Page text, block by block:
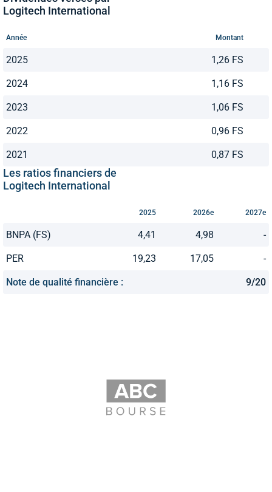
Logitech International
Année Montant
2025 1,26 FS
2024 1,16 FS
2023 1,06 FS
2022 0,96 FS
2021 0,87 FS
Les ratios financiers de
Logitech International
2025 2026e 2027e
BNPA (FS) 4,41 4,98 -
PER 19,23 17,05 -
Note de qualité financière : 9/20